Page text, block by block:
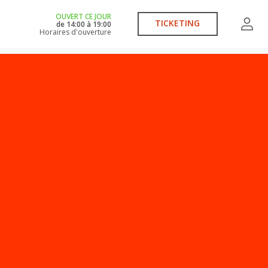
OUVERT CE JOUR
de 14:00 à 19:00
Horaires d'ouverture
TICKETING